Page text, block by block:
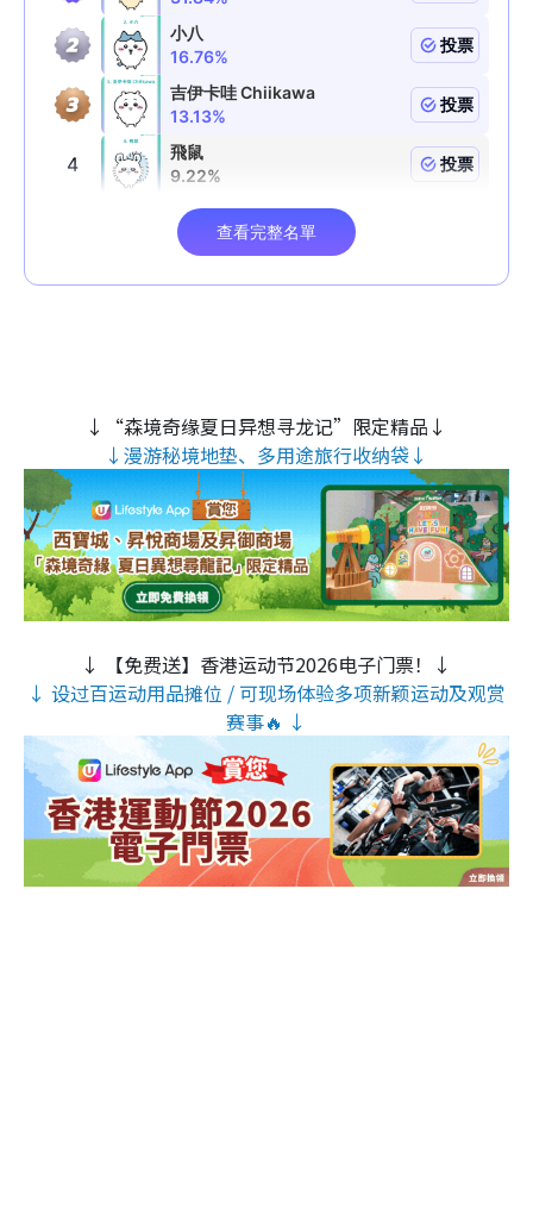
↓“森境奇缘夏日异想寻龙记”限定精品↓
↓漫游秘境地垫、多用途旅行收纳袋↓
↓ 【免费送】香港运动节2026电子门票！↓
↓ 设过百运动用品摊位 / 可现场体验多项新颖运动及观赏
赛事🔥 ↓